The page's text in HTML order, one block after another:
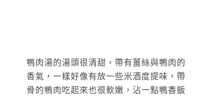
鴨肉湯的湯頭很清甜，帶有薑絲與鴨肉的
香氣，一樣好像有放一些米酒度提味，帶
骨的鴨肉吃起來也很軟嫩，沾一點鴨香飯